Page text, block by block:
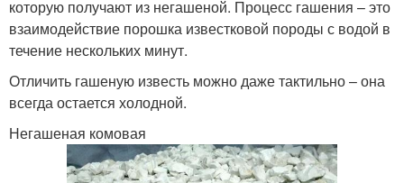
которую получают из негашеной. Процесс гашения – это
взаимодействие порошка известковой породы с водой в
течение нескольких минут.
Отличить гашеную известь можно даже тактильно – она
всегда остается холодной.
Негашеная комовая